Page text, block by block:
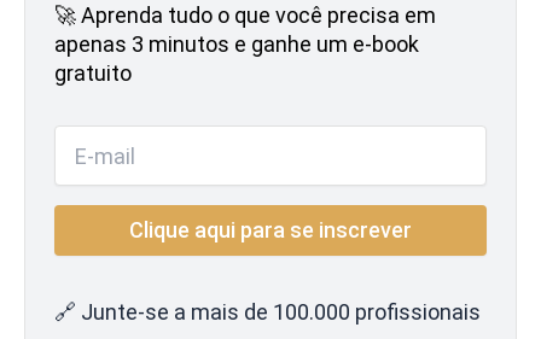
🚀 Aprenda tudo o que você precisa em
apenas 3 minutos e ganhe um e-book
gratuito
🔗 Junte-se a mais de 100.000 profissionais